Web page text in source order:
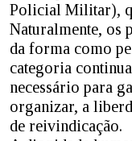
Policial Militar),
Naturalmente, os
da forma como
categoria
necessário para
organizar, a
de reivindicação.